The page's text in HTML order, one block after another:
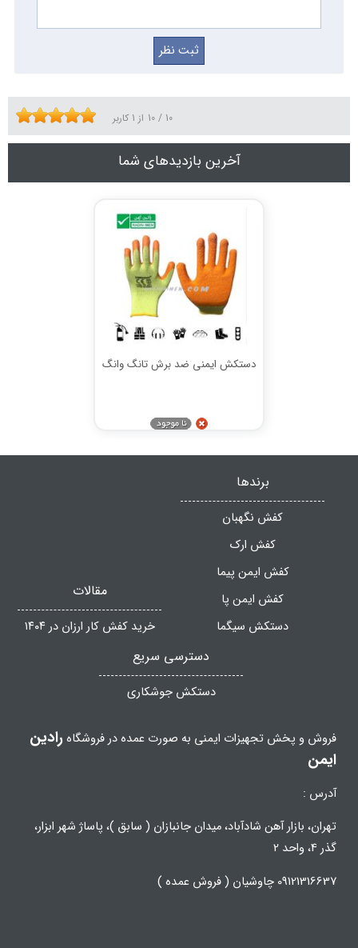
10 / 10 از 1 کاربر
آخرین بازدیدهای شما
دستکش ایمنی ضد برش تانگ وانگ
برندها
کفش نگهبان
کفش ارک
کفش ایمن پیما
کفش ایمن پا
دستکش سیگما
مقالات
خرید کفش کار ارزان در ۱۴۰۴
دسترسی سریع
دستکش جوشکاری
فروش و پخش تجهیزات ایمنی به صورت عمده در فروشگاهرادین
ایمن
آدرس :
تهران، بازار آهن شادآباد، میدان جانبازان ( سابق )، پاساژ شهر ابزار،
گذر 4، واحد 2
09121316637 چاوشیان ( فروش عمده )